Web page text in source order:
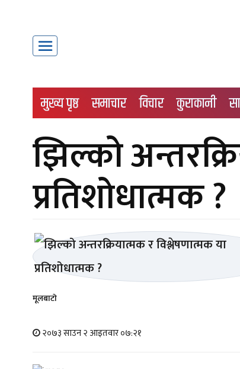
मुख्य पृष्ठ समाचार विचार कुराकानी
झिल्को
प्रतिशोधात्मक ?
मूलबाटाे
२०७३ साउन २ आइतवार ०७:२१